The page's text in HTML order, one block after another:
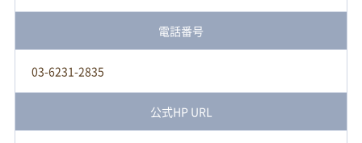
電話番号
03-6231-2835
公式HP URL